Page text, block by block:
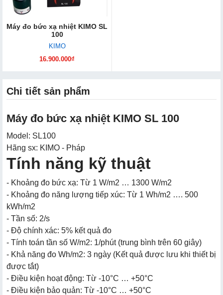
Máy đo bức xạ nhiệt KIMO SL
100
KIMO
16.900.000₫
Chi tiết sản phẩm
Máy đo bức xạ nhiệt KIMO SL 100
Model: SL100
Hãng sx: KIMO - Pháp
Tính năng kỹ thuật
- Khoảng đo bức xạ: Từ 1 W/m2 … 1300 W/m2
- Khoảng đo năng lượng tiếp xúc: Từ 1 Wh/m2 …. 500
kWh/m2
- Tần số: 2/s
- Độ chính xác: 5% kết quả đo
- Tính toán tần số W/m2: 1/phút (trung bình trên 60 giây)
- Khả năng đo Wh/m2: 3 ngày (Kết quả được lưu khi thiết bị
được tắt)
- Điều kiện hoạt động: Từ -10°C … +50°C
- Điều kiện bảo quản: Từ -10°C … +50°C